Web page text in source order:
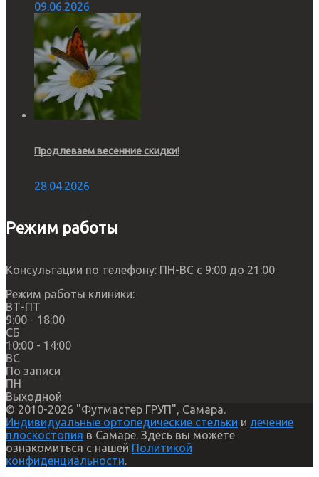
09.06.2026
Продлеваем весенние скидки!
28.04.2026
Режим работы
Консультации по телефону: ПН-ВС с 9:00 до 21:00
Режим работы клиники:
ВТ-ПТ
9:00 - 18:00
СБ
10:00 - 14:00
ВС
По записи
ПН
Выходной
© 2010-2026 "Футмастер ГРУП", Самара.
Индивидуальные ортопедические стельки и лечение
плоскостопия в Самаре. Здесь вы можете
ознакомиться с нашей Политикой
конфиденциальности.